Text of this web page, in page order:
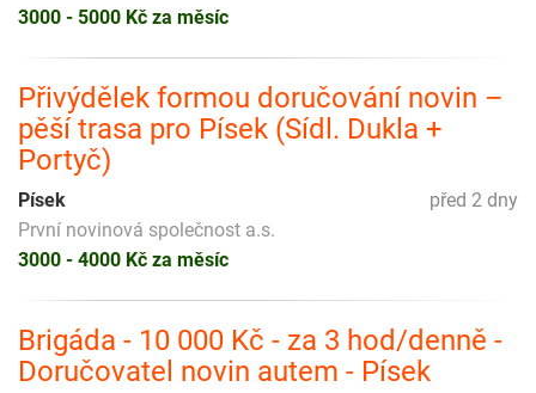
3000 - 5000 Kč za měsíc
Přivýdělek formou doručování novin –
pěší trasa pro Písek (Sídl. Dukla +
Portyč)
před 2 dny
Písek
První novinová společnost a.s.
3000 - 4000 Kč za měsíc
Brigáda - 10 000 Kč - za 3 hod/denně -
Doručovatel novin autem - Písek